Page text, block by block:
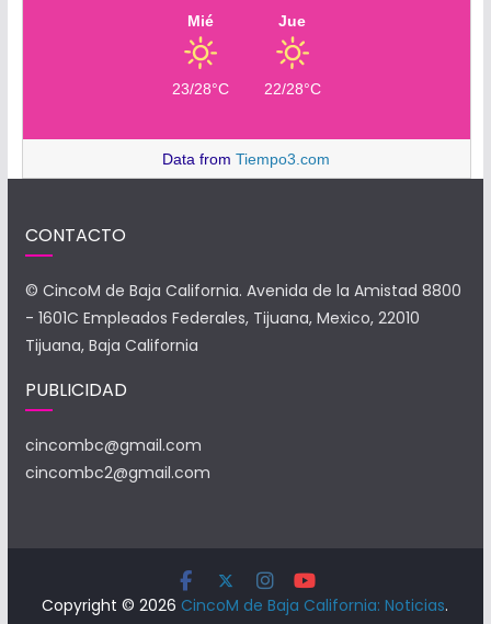
Mié
23/28°C
Jue
22/28°C
Data fromTiempo3.com
CONTACTO
© CincoM de Baja California. Avenida de la Amistad 8800
- 1601C Empleados Federales, Tijuana, Mexico, 22010
Tijuana, Baja California
PUBLICIDAD
cincombc@gmail.com
cincombc2@gmail.com
Copyright © 2026 CincoM de Baja California: Noticias.